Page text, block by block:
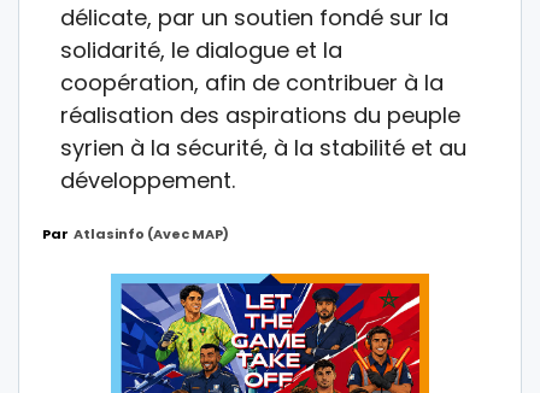
délicate, par un soutien fondé sur la
solidarité, le dialogue et la
coopération, afin de contribuer à la
réalisation des aspirations du peuple
syrien à la sécurité, à la stabilité et au
développement.
Par Atlasinfo (avec MAP)